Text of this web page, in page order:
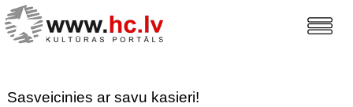
Sasveicinies ar savu kasieri!